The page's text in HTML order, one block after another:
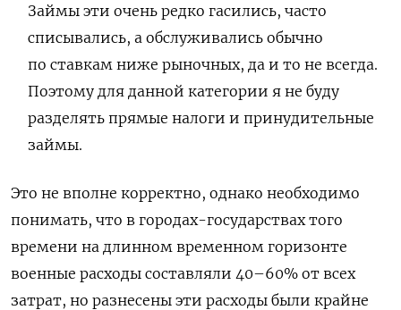
Займы эти очень редко гасились, часто
списывались, а обслуживались обычно
по ставкам ниже рыночных, да и то не всегда.
Поэтому для данной категории я не буду
разделять прямые налоги и принудительные
займы.
Это не вполне корректно, однако необходимо
понимать, что в городах-государствах того
времени на длинном временном горизонте
военные расходы составляли 40–60% от всех
затрат, но разнесены эти расходы были крайне